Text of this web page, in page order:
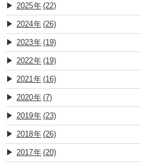
2025 (22)
2024 (26)
2023 (19)
2022 (19)
2021 (16)
2020 (7)
2019 (23)
2018 (26)
2017 (20)